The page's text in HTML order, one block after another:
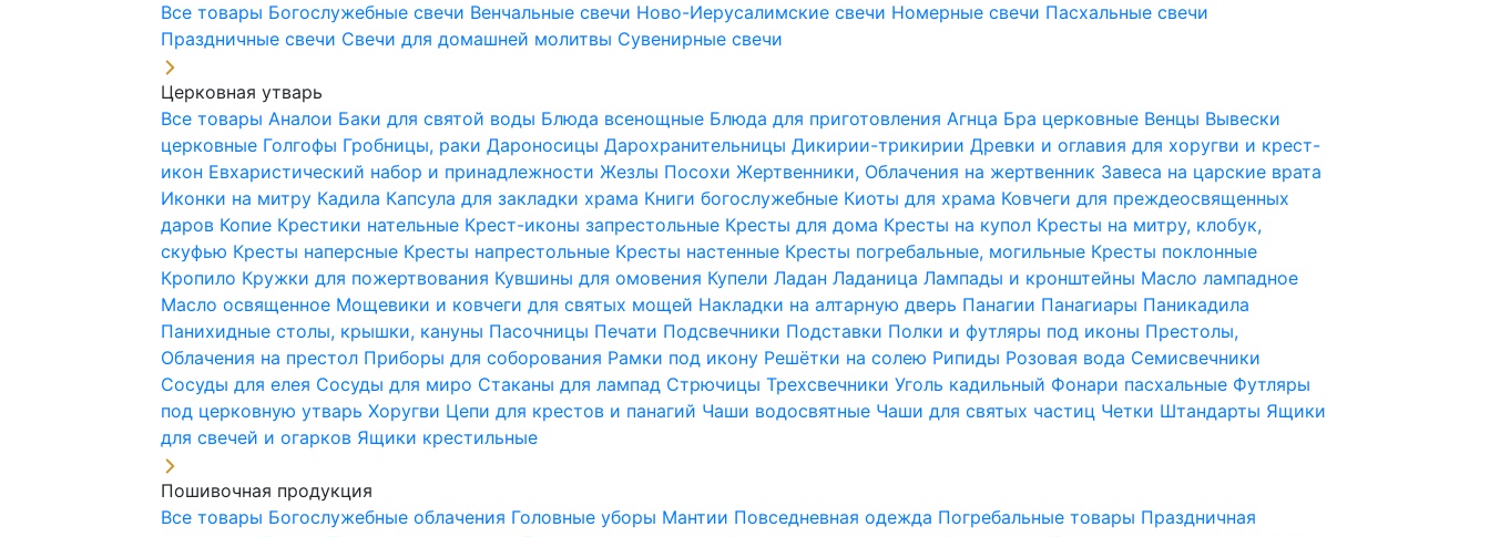
Все товары Богослужебные свечи Венчальные свечи Ново-Иерусалимские свечи Номерные свечи Пасхальные свечи
Праздничные свечи Свечи для домашней молитвы Сувенирные свечи
Церковная утварь
Все товарыАналои Баки для святой воды Блюда всенощные Блюда для приготовления Агнца Бра церковные Венцы Вывески
церковные Голгофы Гробницы, ракиДароносицыДарохранительницыДикирии-трикирииДревки и оглавия для хоругви и крест-
икон Евхаристический набор и принадлежностиЖезлы ПосохиЖертвенники, Облачения на жертвенник Завеса на царские врата
Иконки на митру Кадила Капсула для закладки храма Книги богослужебные Киоты для храма Ковчеги для преждеосвященных
даров Копие Крестики нательные Крест-иконы запрестольные Кресты для дома Кресты на купол Кресты на митру, клобук,
скуфью Кресты наперсные Кресты напрестольные Кресты настенные Кресты погребальные, могильные Кресты поклонные
Кропило Кружки для пожертвования Кувшины для омовения КупелиЛаданЛаданицаЛампады и кронштейны Масло лампадное
Масло освященное Мощевики и ковчеги для святых мощей Накладки на алтарную дверь Панагии Панагиары Паникадила
Панихидные столы, крышки, кануны Пасочницы Печати Подсвечники Подставки Полки и футляры под иконы Престолы,
Облачения на престол Приборы для соборования Рамки под икону Решётки на солею Рипиды Розовая вода Семисвечники
Сосуды для елея Сосуды для миро Стаканы для лампад СтрючицыТрехсвечникиУголь кадильный Фонари пасхальные Футляры
под церковную утварьХоругви Цепи для крестов и панагий Чаши водосвятные Чаши для святых частиц Четки Штандарты Ящики
для свечей и огарков Ящики крестильные
Пошивочная продукция
Все товары Богослужебные облачения Головные уборы Мантии Повседневная одежда Погребальные товары Праздничная